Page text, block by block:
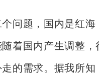
题，国内是红海
着国内产生调整，
的需求。据我所知